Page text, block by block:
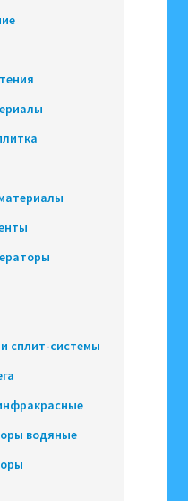
сплит-системы
водяные